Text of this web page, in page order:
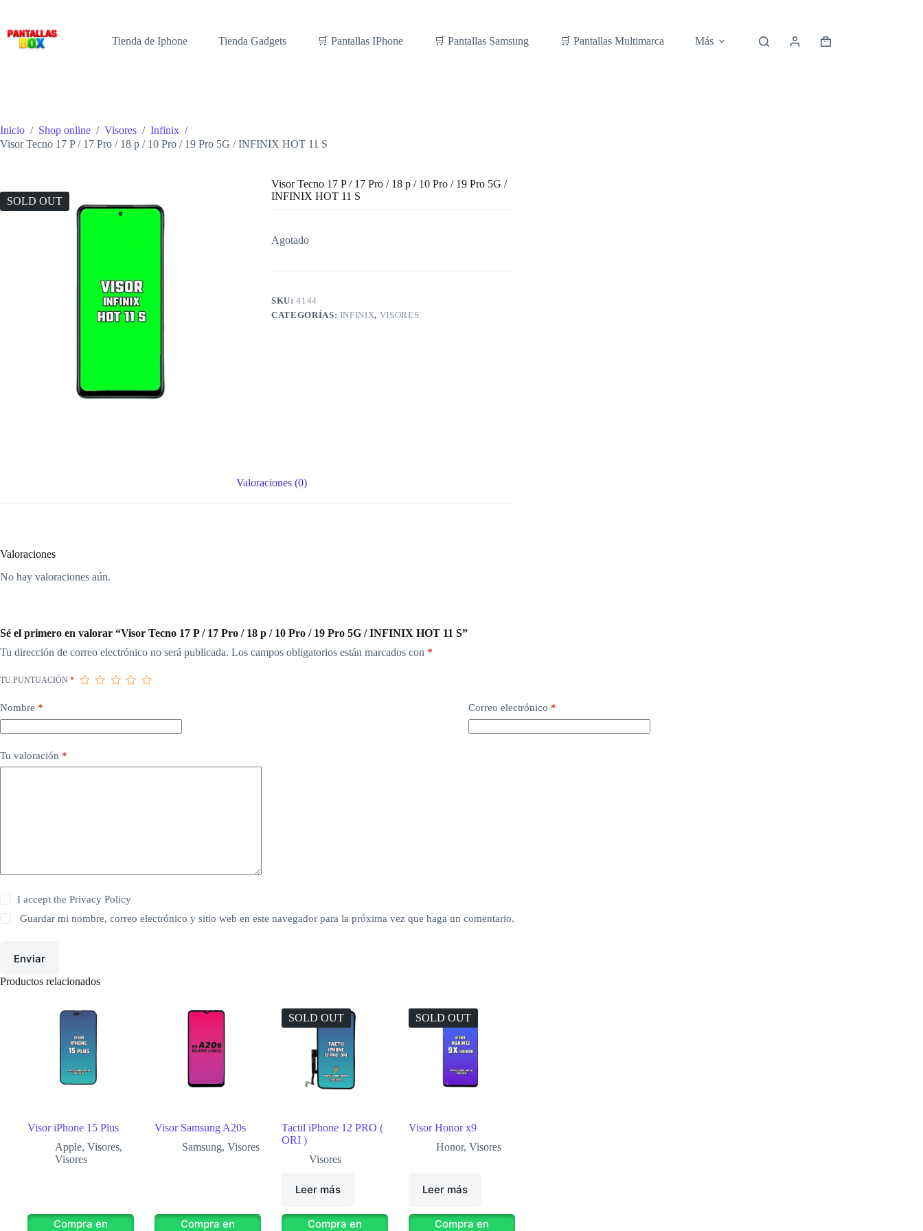
contenido
Tienda de Iphone
Tienda Gadgets 🛒 Pantallas IPhone 🛒 Pantallas Samsung 🛒 Pantallas Multimarca Más
Carro
Inicio / Shop online / Visores / Infinix /
Visor Tecno 17 P / 17 Pro / 18 p / 10 Pro / 19 Pro 5G / INFINIX HOT 11 S
SOLD OUT
Visor Tecno 17 P / 17 Pro / 18 p / 10 Pro / 19 Pro 5G /
INFINIX HOT 11 S
Agotado
SKU:4144
CATEGORÍAS: INFINIX, VISORES
Valoraciones (0)
Valoraciones
No hay valoraciones aún.
Sé el primero en valorar “Visor Tecno 17 P / 17 Pro / 18 p / 10 Pro / 19 Pro 5G / INFINIX HOT 11 S”
Tu dirección de correo electrónico no será publicada. Los campos obligatorios están marcados con *
TU PUNTUACIÓN *
Nombre * Correo electrónico *
Tu valoración *
I accept thePrivacy Policy
Guardar mi nombre, correo electrónico y sitio web en este navegador para la próxima vez que haga un comentario.
Enviar
Productos relacionados
Visor iPhone 15 Plus
Apple, Visores,
Visores
Compra en
Visor Samsung A20s
Samsung, Visores
Compra en
SOLD OUT
Tactil iPhone 12 PRO (
ORI )
Visores
Leer más
Compra en
SOLD OUT
Visor Honor x9
Honor, Visores
Leer más
Compra en